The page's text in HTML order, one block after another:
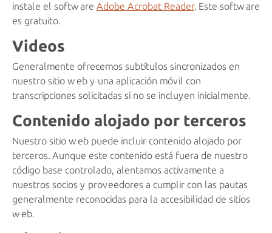
instale el software Adobe Acrobat Reader. Este software
es gratuito.
Videos
Generalmente ofrecemos subtítulos sincronizados en
nuestro sitio web y una aplicación móvil con
transcripciones solicitadas si no se incluyen inicialmente.
Contenido alojado por terceros
Nuestro sitio web puede incluir contenido alojado por
terceros. Aunque este contenido está fuera de nuestro
código base controlado, alentamos activamente a
nuestros socios y proveedores a cumplir con las pautas
generalmente reconocidas para la accesibilidad de sitios
web.